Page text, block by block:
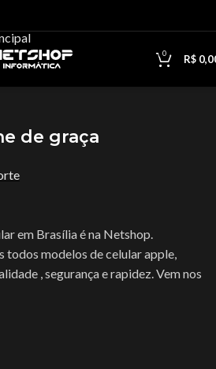
0 R$
apple
apple"
de graça
em Brasília é na Netshop.
todos modelos de celular apple,
, segurança e rapidez. Vem nos